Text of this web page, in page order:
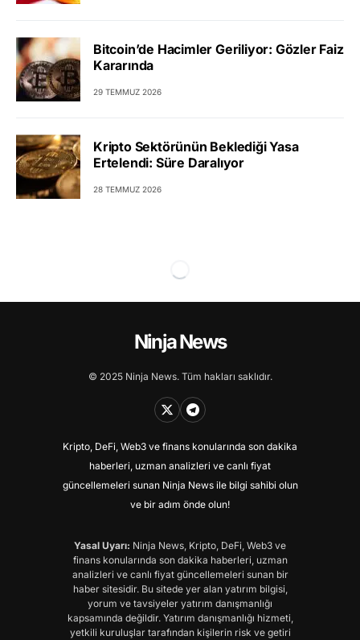
Bitcoin’de Hacimler Geriliyor: Gözler Faiz
Kararında
29 TEMMUZ 2026
Kripto Sektörünün Beklediği Yasa
Ertelendi: Süre Daralıyor
28 TEMMUZ 2026
Ninja News
© 2025 Ninja News. Tüm hakları saklıdır.
Kripto, DeFi, Web3 ve finans konularında son dakika
haberleri, uzman analizleri ve canlı fiyat
güncellemeleri sunan Ninja News ile bilgi sahibi olun
ve bir adım önde olun!
Yasal Uyarı: Ninja News, Kripto, DeFi, Web3 ve
finans konularında son dakika haberleri, uzman
analizleri ve canlı fiyat güncellemeleri sunan bir
haber sitesidir. Bu sitede yer alan yatırım bilgisi,
yorum ve tavsiyeler yatırım danışmanlığı
kapsamında değildir. Yatırım danışmanlığı hizmeti,
yetkili kuruluşlar tarafından kişilerin risk ve getiri